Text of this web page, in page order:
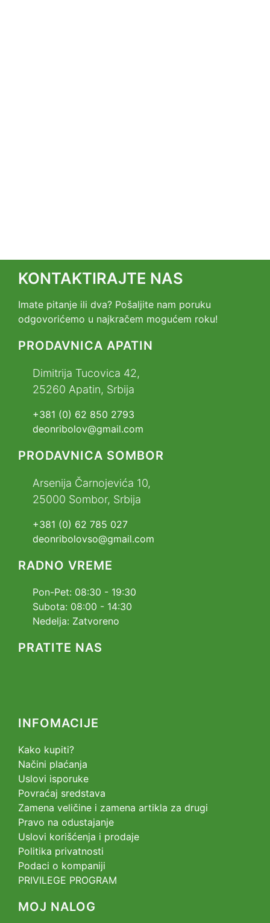
KONTAKTIRAJTE NAS
Imate pitanje ili dva? Pošaljite nam poruku
odgovorićemo u najkračem mogućem roku!
PRODAVNICA APATIN
Dimitrija Tucovica 42,
25260 Apatin, Srbija
+381 (0) 62 850 2793
deonribolov@gmail.com
PRODAVNICA SOMBOR
Arsenija Čarnojevića 10,
25000 Sombor, Srbija
+381 (0) 62 785 027
deonribolovso@gmail.com
RADNO VREME
Pon-Pet: 08:30 - 19:30
Subota: 08:00 - 14:30
Nedelja: Zatvoreno
PRATITE NAS
INFOMACIJE
Kako kupiti?
Načini plaćanja
Uslovi isporuke
Povraćaj sredstava
Zamena veličine i zamena artikla za drugi
Pravo na odustajanje
Uslovi korišćenja i prodaje
Politika privatnosti
Podaci o kompaniji
PRIVILEGE PROGRAM
MOJ NALOG